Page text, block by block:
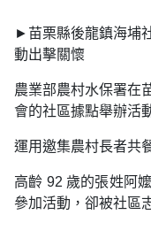
►苗栗縣後龍鎮海埔
動出擊關懷
農業部農村水保署在
會的社區據點舉辦活
運用邀集農村長者共
高齡 92 歲的張姓阿
參加活動，卻被社區